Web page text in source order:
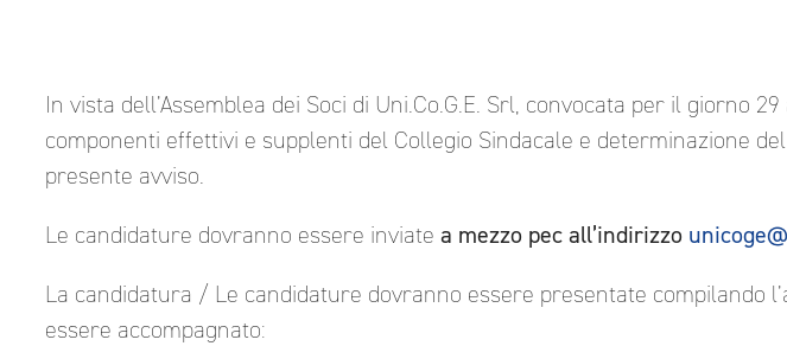
In vista dell’Assemblea dei Soci di Uni.Co.G.E. Srl, convocata per il giorno
componenti effettivi e supplenti del Collegio Sindacale e determinazione
presente avviso.
Le candidature dovranno essere inviate a mezzo pec all’indirizzo
La candidatura / Le candidature dovranno essere presentate compilando
essere accompagnato: